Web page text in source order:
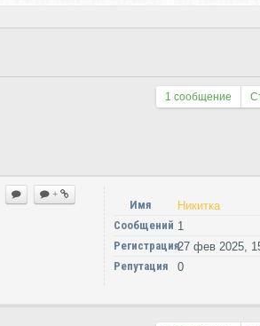
1 сообщение
+
Имя
Никитка
Сообщений 1
Регистрация27 фев 2025,
Репутация
0